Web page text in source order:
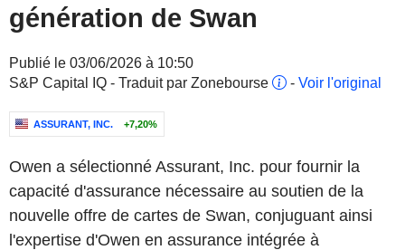
génération de Swan
Publié le 03/06/2026 à 10:50
S&P Capital IQ - Traduit par Zonebourse
- Voir l'original
ASSURANT, INC. +7,20%
Owen a sélectionné Assurant, Inc. pour fournir la
capacité d'assurance nécessaire au soutien de la
nouvelle offre de cartes de Swan, conjuguant ainsi
l'expertise d'Owen en assurance intégrée à